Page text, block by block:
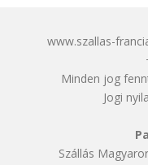
www.szallas-
Minden jog
Jogi
Szállás